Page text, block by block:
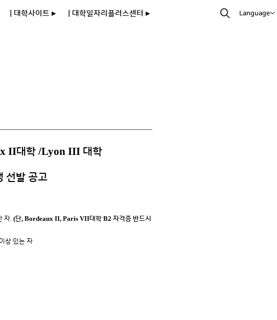
| 대학사이트 ▸ | 대학일자리플러스센터 ▸ Language
II대학 /Lyon III 대학
선발 공고
자.(단, Bordeaux II, Paris VII대학B2자격증 반드시
상 있는 자